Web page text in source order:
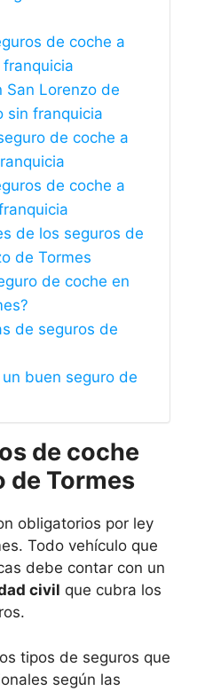
de coche a
San Lorenzo de
sin franquicia
de coche a
de coche a
de los seguros de
de Tormes
de coche en
de seguros de
buen seguro de
de coche
de Tormes
obligatorios por ley
Todo vehículo que
debe contar con un
civil que cubra los
tipos de seguros que
según las